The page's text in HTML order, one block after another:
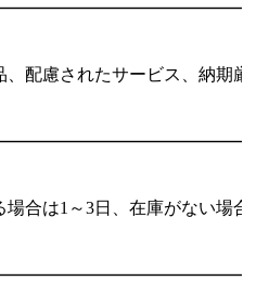
、配慮されたサービス、納期厳守
場合は1～3日、在庫がない場合